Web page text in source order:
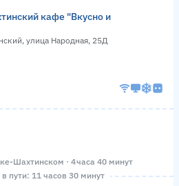
кафе "Вкусно и
улица Народная, 25Д
Шахтинском · 4 часа 40 минут
пути: 11 часов 30 минут